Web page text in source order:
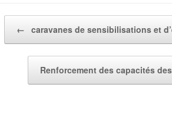
← caravanes de sensibilisations et
Renforcement des capacités